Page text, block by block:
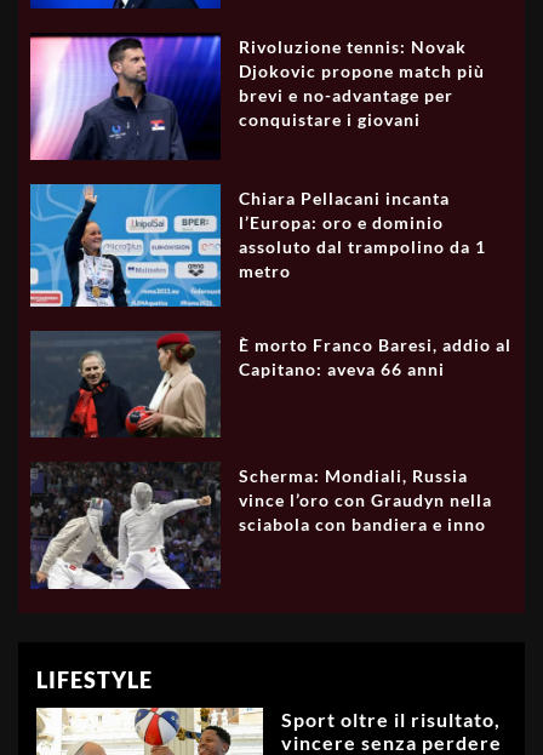
Rivoluzione tennis: Novak
Djokovic propone match più
brevi e no-advantage per
conquistare i giovani
Chiara Pellacani incanta
l’Europa: oro e dominio
assoluto dal trampolino da 1
metro
È morto Franco Baresi, addio al
Capitano: aveva 66 anni
Scherma: Mondiali, Russia
vince l’oro con Graudyn nella
sciabola con bandiera e inno
LIFESTYLE
Sport oltre il risultato,
vincere senza perdere